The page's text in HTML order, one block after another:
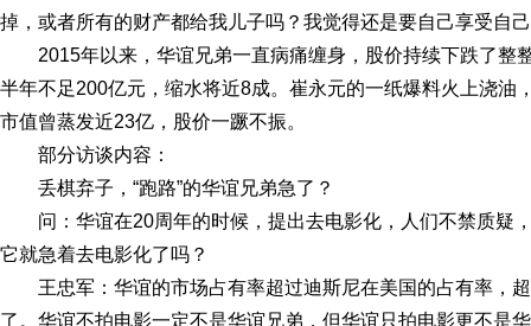
掉，或者所有的财产都给我儿子吗？我觉得还是要自己享受自
2015年以来，华谊兄弟一直病痛缠身，股价持续下跌了整
半年不足200亿元，缩水将近8成。崔永元的一纸爆料火上浇油
市值曾蒸发近23亿，股价一蹶不振。
部分访谈内容：
丢棋弃子，“跑路”的华谊兄弟急了？
问：华谊在20周年的时候，提出去电影化，人们不禁质疑
它就急着去电影化了吗？
王忠军：华谊的市场占有率超过迪斯尼在美国的占有率，
了。华谊不拍电影一定不是华谊兄弟，但华谊只拍电影更不是